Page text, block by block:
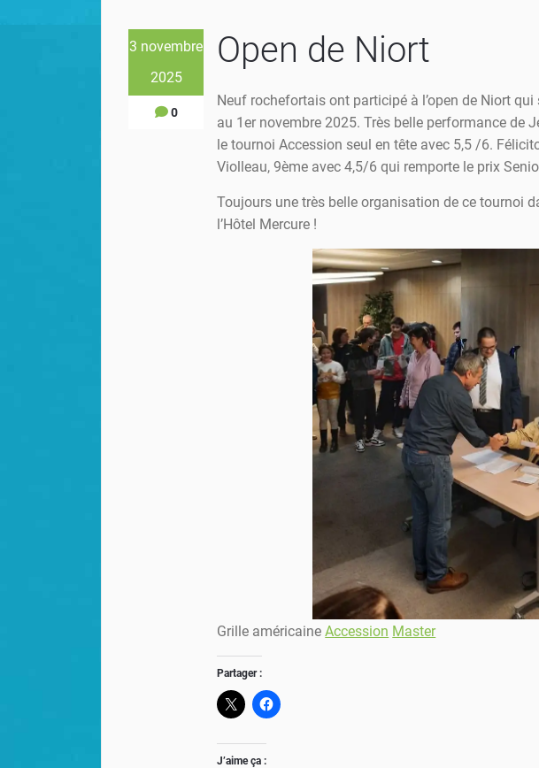
3 novembre
2025
0
Open de Niort
Neuf rochefortais ont participé à l’open de Niort qui
au 1er novembre 2025. Très belle performance de
le tournoi Accession seul en tête avec 5,5 /6.
Violleau, 9ème avec 4,5/6 qui remporte le prix
Toujours une très belle organisation de ce tournoi
l’Hôtel Mercure !
Grille américaineAccession Master
Partager :
J’aime ça :